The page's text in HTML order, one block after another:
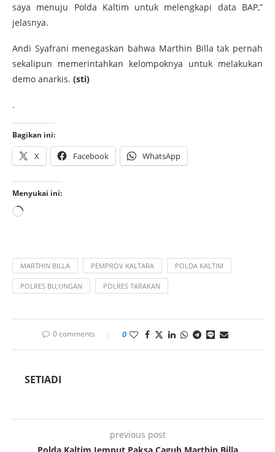
saya menuju Polda Kaltim untuk melengkapi data BAP,”
jelasnya.
Andi Syafrani menegaskan bahwa Marthin Billa tak pernah
sekalipun memerintahkan kelompoknya untuk melakukan
demo anarkis. (sti)
.
Bagikan ini:
X Facebook WhatsApp
Menyukai ini:
MARTHIN BILLA PEMPROV KALTARA POLDA KALTIM
POLRES BU;UNGAN POLRES TARAKAN
0 comments 0
SETIADI
previous post